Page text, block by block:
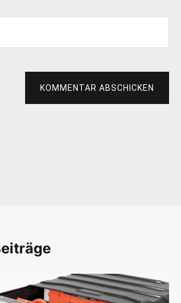
KOMMENTAR ABSCHICKEN